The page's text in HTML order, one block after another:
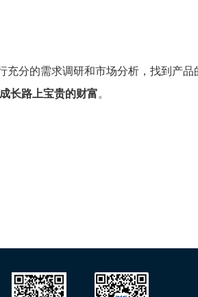
分的需求调研和市场分析，找到产
长路上宝贵的财富。